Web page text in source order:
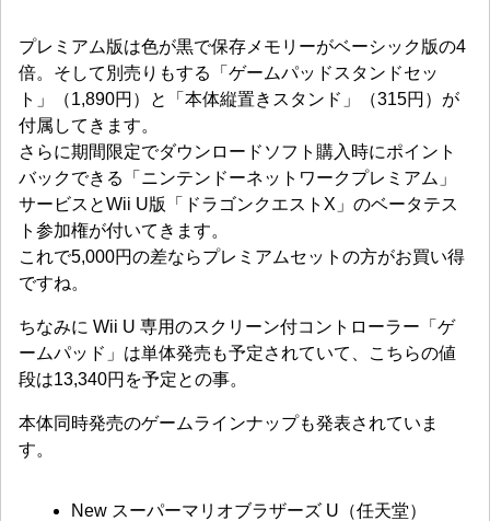
プレミアム版は色が黒で保存メモリーがベーシック版の4
倍。そして別売りもする「ゲームパッドスタンドセッ
ト」（1,890円）と「本体縦置きスタンド」（315円）が
付属してきます。
さらに期間限定でダウンロードソフト購入時にポイント
バックできる「ニンテンドーネットワークプレミアム」
サービスとWii U版「ドラゴンクエストX」のベータテス
ト参加権が付いてきます。
これで5,000円の差ならプレミアムセットの方がお買い得
ですね。
ちなみに Wii U 専用のスクリーン付コントローラー「ゲ
ームパッド」は単体発売も予定されていて、こちらの値
段は13,340円を予定との事。
本体同時発売のゲームラインナップも発表されていま
す。
New スーパーマリオブラザーズ U（任天堂）